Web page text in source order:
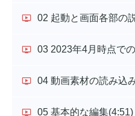
02 起動と画面各部の
03 2023年4月時点で
04 動画素材の読み込
05 基本的な編集(4:51)